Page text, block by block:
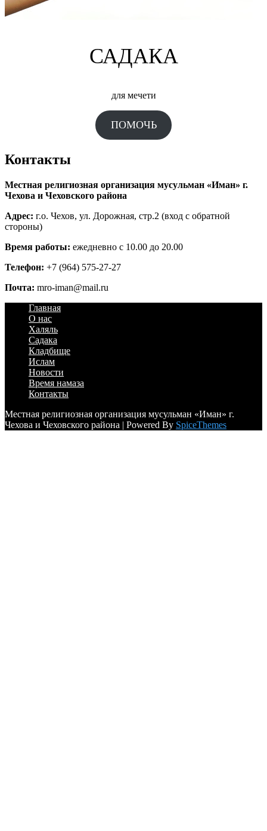
САДАКА
для мечети
ПОМОЧЬ
Контакты
Местная религиозная организация мусульман «Иман» г.
Чехова и Чеховского района
Адрес: г.о. Чехов, ул. Дорожная, стр.2 (вход с обратной
стороны)
Время работы: ежедневно с 10.00 до 20.00
Телефон: +7 (964) 575-27-27
Почта: mro-iman@mail.ru
Главная
О нас
Халяль
Садака
Кладбище
Ислам
Новости
Время намаза
Контакты
Местная религиозная организация мусульман «Иман» г.
Чехова и Чеховского района | Powered By SpiceThemes